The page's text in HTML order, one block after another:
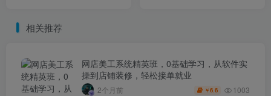
相关推荐
网店美工系统精英班，0基础学习，从软件实
操到店铺装修，轻松接单就业
2个月前 ￥6.6 1003